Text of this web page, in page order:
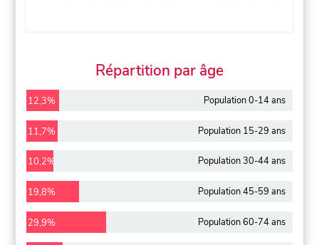
Répartition par âge
12,3% Population 0-14 ans
11,7% Population 15-29 ans
10,2% Population 30-44 ans
19,8% Population 45-59 ans
29,9% Population 60-74 ans